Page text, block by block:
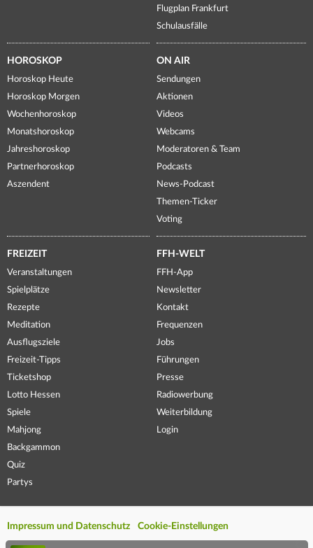
Flugplan Frankfurt
Schulausfälle
HOROSKOP
Horoskop Heute
Horoskop Morgen
Wochenhoroskop
Monatshoroskop
Jahreshoroskop
Partnerhoroskop
Aszendent
ON AIR
Sendungen
Aktionen
Videos
Webcams
Moderatoren & Team
Podcasts
News-Podcast
Themen-Ticker
Voting
FREIZEIT
Veranstaltungen
Spielplätze
Rezepte
Meditation
Ausflugsziele
Freizeit-Tipps
Ticketshop
Lotto Hessen
Spiele
Mahjong
Backgammon
Quiz
Partys
FFH-WELT
FFH-App
Newsletter
Kontakt
Frequenzen
Jobs
Führungen
Presse
Radiowerbung
Weiterbildung
Login
Impressum und Datenschutz Cookie-Einstellungen